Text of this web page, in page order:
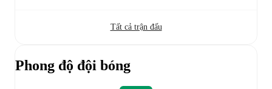
Tất cả trận đấu
Phong độ đội bóng